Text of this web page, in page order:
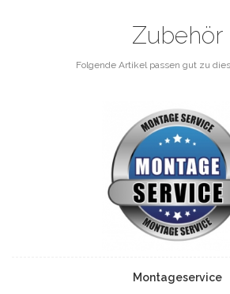
Zubehör
Folgende Artikel passen gut zu
Montageservice